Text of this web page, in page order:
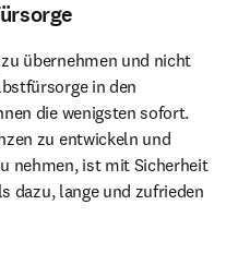
übernehmen und nicht
in den
die wenigsten sofort.
zu entwickeln und
nehmen, ist mit Sicherheit
dazu, lange und zufrieden